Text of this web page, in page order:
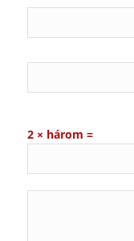
2 × három =